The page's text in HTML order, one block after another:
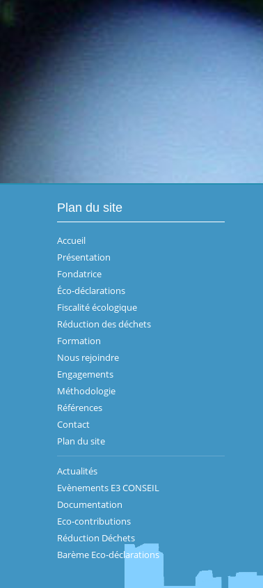
Plan du site
Accueil
Présentation
Fondatrice
Éco-déclarations
Fiscalité écologique
Réduction des déchets
Formation
Nous rejoindre
Engagements
Méthodologie
Références
Contact
Plan du site
Actualités
Evènements E3 CONSEIL
Documentation
Eco-contributions
Réduction Déchets
Barème Eco-déclarations